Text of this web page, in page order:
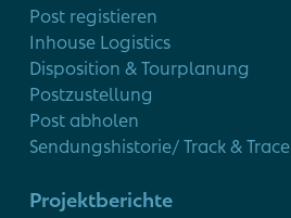
Post registieren
Inhouse Logistics
Disposition & Tourplanung
Postzustellung
Post abholen
Sendungshistorie/ Track & Trace
Projektberichte